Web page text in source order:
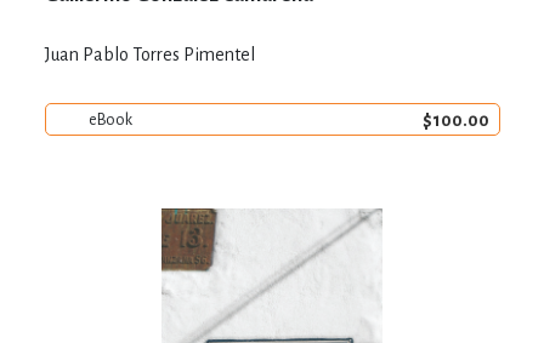
Juan Pablo Torres Pimentel
eBook $100.00